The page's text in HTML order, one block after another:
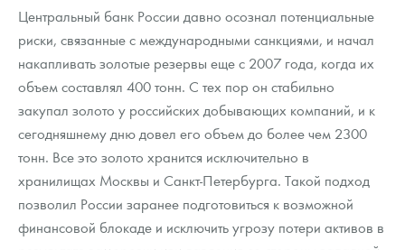
Центральный банк России давно осознал потенциальные
риски, связанные с международными санкциями, и начал
накапливать золотые резервы еще с 2007 года, когда их
объем составлял 400 тонн. С тех пор он стабильно
закупал золото у российских добывающих компаний, и к
сегодняшнему дню довел его объем до более чем 2300
тонн. Все это золото хранится исключительно в
хранилищах Москвы и Санкт-Петербурга. Такой подход
позволил России заранее подготовиться к возможной
финансовой блокаде и исключить угрозу потери активов в